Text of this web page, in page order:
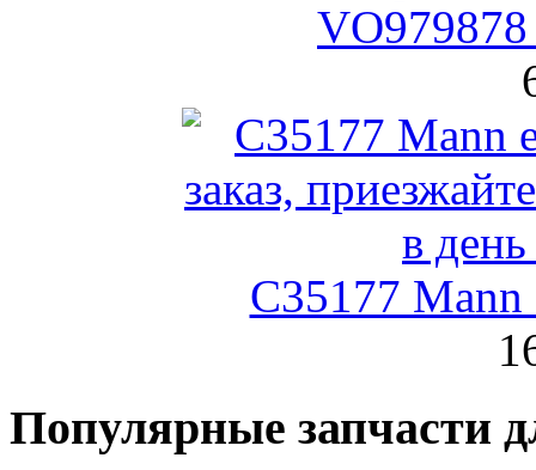
VO979878
C35177
Популярные запчасти